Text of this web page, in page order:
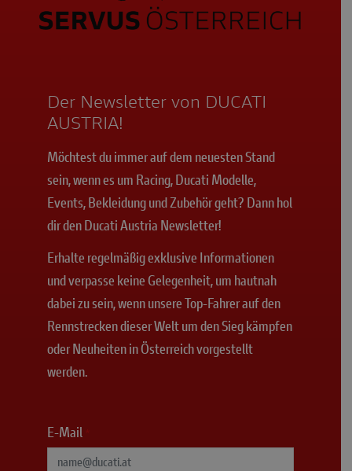
Der Newsletter von DUCATI
AUSTRIA!
Möchtest du immer auf dem neuesten Stand
sein, wenn es um Racing, Ducati Modelle,
Events, Bekleidung und Zubehör geht? Dann hol
dir den Ducati Austria Newsletter!
Erhalte regelmäßig exklusive Informationen
und verpasse keine Gelegenheit, um hautnah
dabei zu sein, wenn unsere Top-Fahrer auf den
Rennstrecken dieser Welt um den Sieg kämpfen
oder Neuheiten in Österreich vorgestellt
werden.
E-Mail *